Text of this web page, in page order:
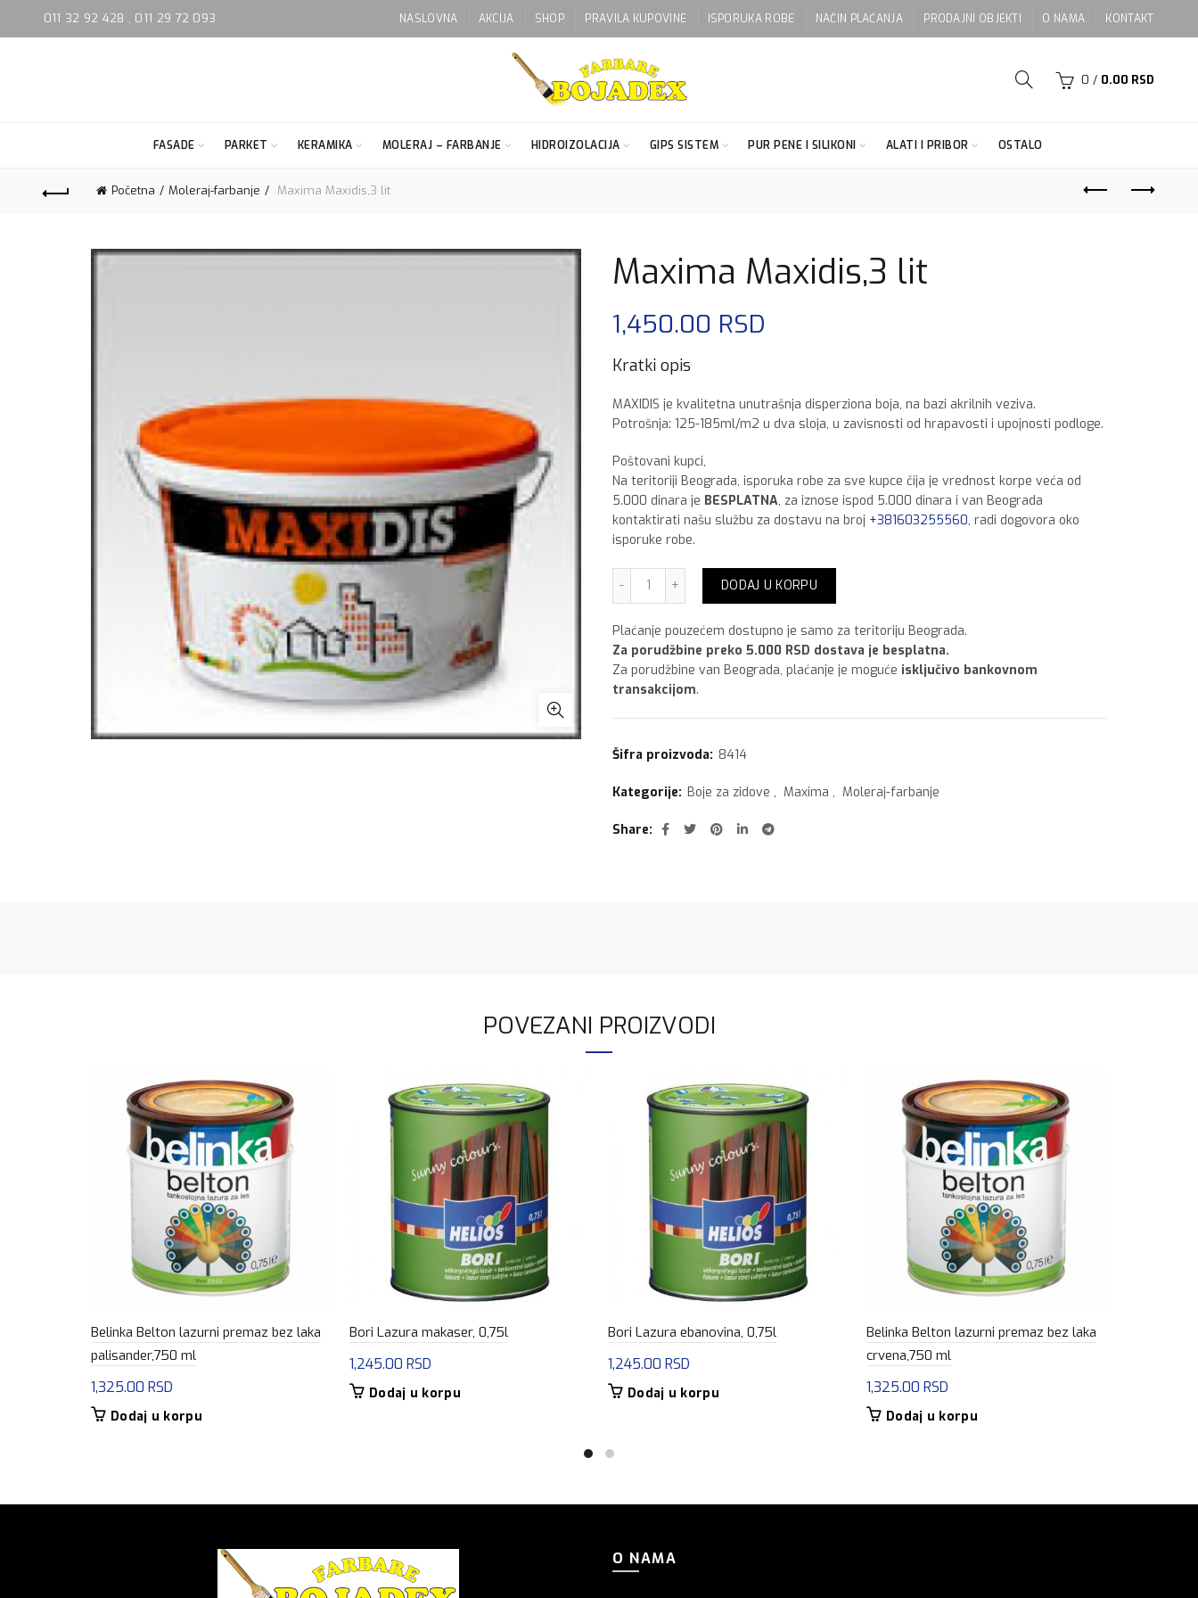
011 32 92 428 , 011 29 72 093 NASLOVNA AKCIJA SHOP PRAVILA KUPOVINE ISPORUKA ROBE NAČIN PLAĆANJA PRODAJNI OBJEKTI O NAMA KONTAKT
0 / 0.00 RSD
FASADE PARKET KERAMIKA MOLERAJ – FARBANJE HIDROIZOLACIJA GIPS SISTEM PUR PENE I SILIKONI ALATI I PRIBOR OSTALO
Početna Moleraj-farbanje Maxima Maxidis,3 lit
Maxima Maxidis,3 lit
1,450.00 RSD
Kratki opis
MAXIDIS je kvalitetna unutrašnja disperziona boja, na bazi akrilnih veziva.
Potrošnja: 125-185ml/m2 u dva sloja, u zavisnosti od hrapavosti i upojnosti podloge.
Poštovani kupci,
Na teritoriji Beograda, isporuka robe za sve kupce čija je vrednost korpe veća od
5.000 dinara je BESPLATNA, za iznose ispod 5.000 dinara i van Beograda
kontaktirati našu službu za dostavu na broj +381603255560, radi dogovora oko
isporuke robe.
Maxima Maxidis,3 lit količina
DODAJ U KORPU
Plaćanje pouzećem dostupno je samo za teritoriju Beograda.
Za porudžbine preko 5.000 RSD dostava je besplatna.
Za porudžbine van Beograda, plaćanje je moguće isključivo bankovnom
transakcijom.
Šifra proizvoda: 8414
Kategorije: Boje za zidove , Maxima , Moleraj-farbanje
Share
POVEZANI PROIZVODI
Belinka Belton lazurni premaz bez laka
palisander,750 ml
1,325.00 RSD
Dodaj u korpu
Bori Lazura makaser, 0,75l
1,245.00 RSD
Dodaj u korpu
Bori Lazura ebanovina, 0,75l
1,245.00 RSD
Dodaj u korpu
Belinka Belton lazurni premaz bez laka
crvena,750 ml
1,325.00 RSD
Dodaj u korpu
O NAMA